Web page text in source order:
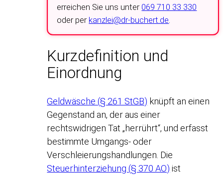
erreichen Sie uns unter 069 710 33 330
oder per kanzlei@dr-buchert.de
Kurzdefinition und
Einordnung
Geldwäsche (§ 261 StGB) knüpft an einen
Gegenstand an, der aus einer
rechtswidrigen Tat „herrührt“, und erfasst
bestimmte Umgangs- oder
Verschleierungshandlungen. Die
Steuerhinterziehung (§ 370 AO) ist